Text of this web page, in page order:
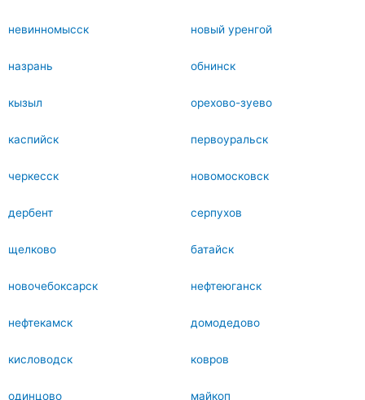
невинномысск новый уренгой
назрань обнинск
кызыл орехово-зуево
каспийск первоуральск
черкесск новомосковск
дербент серпухов
щелково батайск
новочебоксарск нефтеюганск
нефтекамск домодедово
кисловодск ковров
одинцово майкоп